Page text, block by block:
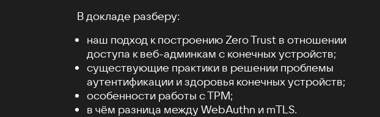
В докладе разберу:
наш подход к построению Zero Trust в отношении
доступа к веб-админкам с конечных устройств;
существующие практики в решении проблемы
аутентификации и здоровья конечных устройств;
особенности работы c TPM;
в чём разница между WebAuthn и mTLS.